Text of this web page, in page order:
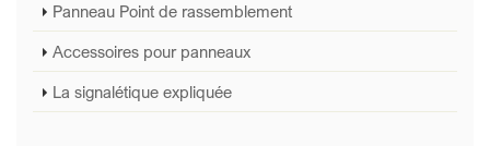
Panneau Point de rassemblement
Accessoires pour panneaux
La signalétique expliquée